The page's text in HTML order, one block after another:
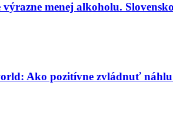
výrazne menej alkoholu.
Ako pozitívne zvládnuť náhlu